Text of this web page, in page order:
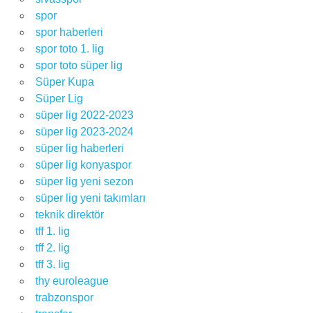
spor
spor haberleri
spor toto 1. lig
spor toto süper lig
Süper Kupa
Süper Lig
süper lig 2022-2023
süper lig 2023-2024
süper lig haberleri
süper lig konyaspor
süper lig yeni sezon
süper lig yeni takımları
teknik direktör
tff 1. lig
tff 2. lig
tff 3. lig
thy euroleague
trabzonspor